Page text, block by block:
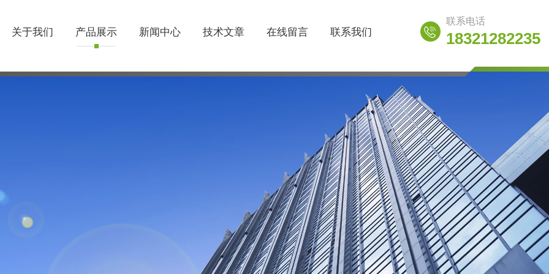
关于我们 产品展示 新闻中心 技术文章 在线留言 联系我们
联系电话
18321282235